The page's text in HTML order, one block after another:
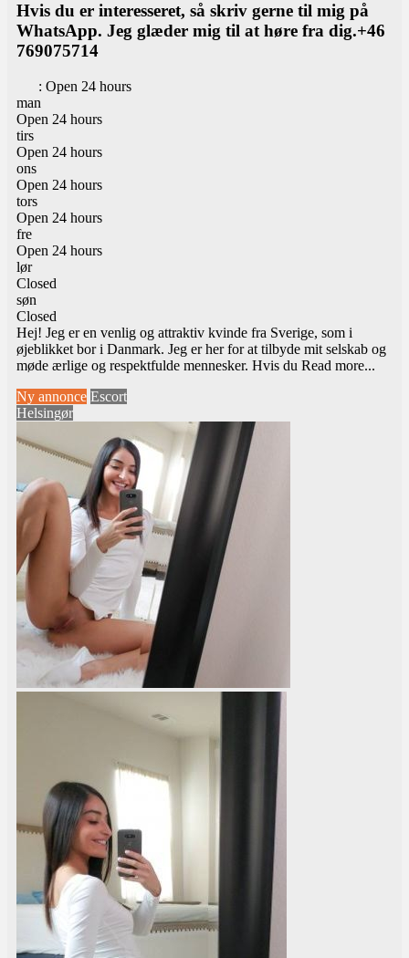
Hvis du er interesseret, så skriv gerne til mig på
WhatsApp. Jeg glæder mig til at høre fra dig.+46
769075714
: Open 24 hours
man
Open 24 hours
tirs
Open 24 hours
ons
Open 24 hours
tors
Open 24 hours
fre
Open 24 hours
lør
Closed
søn
Closed
Hej! Jeg er en venlig og attraktiv kvinde fra Sverige, som i
øjeblikket bor i Danmark. Jeg er her for at tilbyde mit selskab og
møde ærlige og respektfulde mennesker. Hvis du Read more...
Ny annonce Escort
Helsingør